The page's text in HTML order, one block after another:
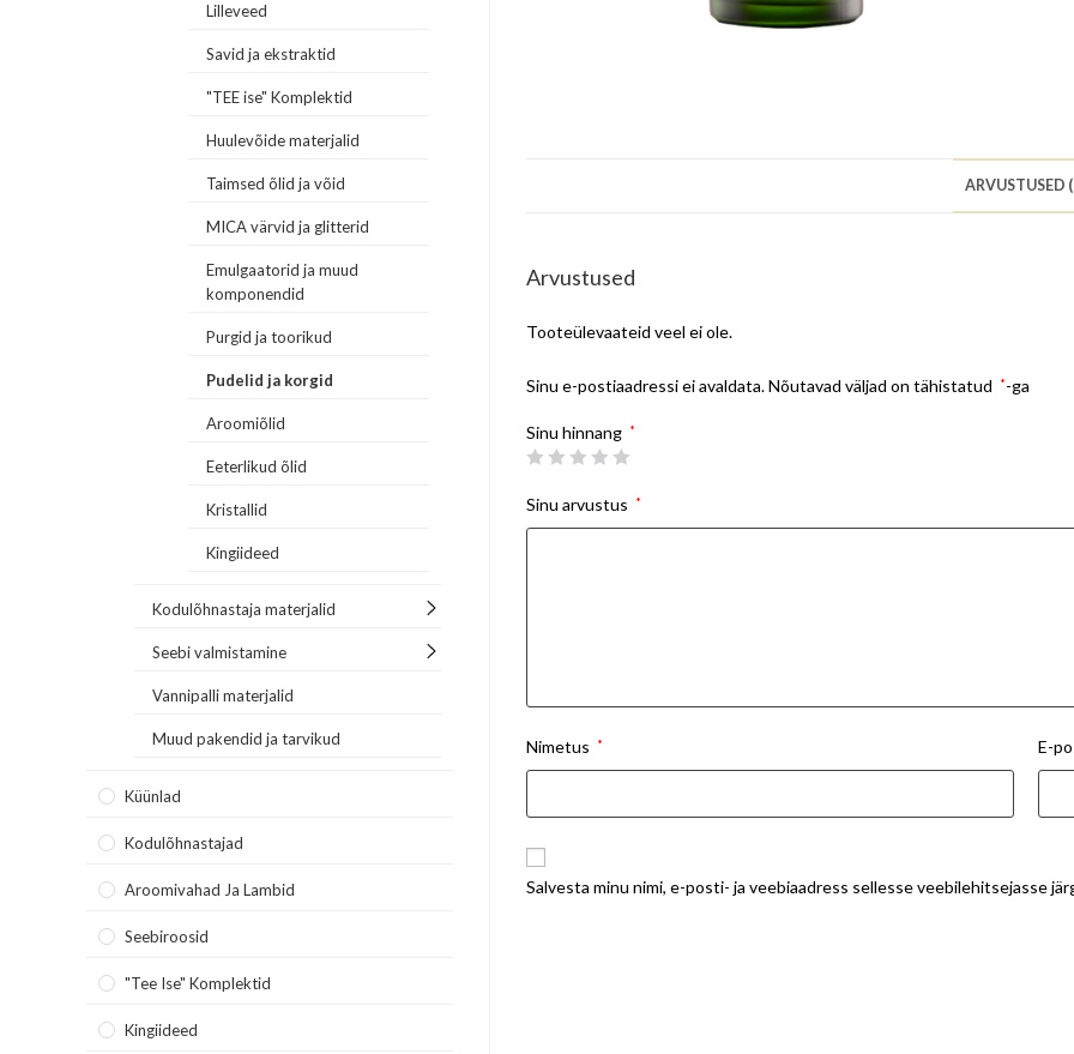
ARVUSTUSED
Arvustused
Tooteülevaateid veel ei ole.
Sinu e-postiaadressi ei avaldata.Nõutavad väljad on tähistatud *-ga
Sinu hinnang *
Sinu arvustus *
Nimetus * E-
Salvesta minu nimi, e-posti- ja veebiaadress sellesse veebilehitsejasse
Lilleveed
Savid ja ekstraktid
"TEE ise" Komplektid
Huulevõide materjalid
Taimsed õlid ja võid
MICA värvid ja glitterid
Emulgaatorid ja muud
komponendid
Purgid ja toorikud
Pudelid ja korgid
Aroomiõlid
Eeterlikud õlid
Kristallid
Kingiideed
Kodulõhnastaja materjalid
Seebi valmistamine
Vannipalli materjalid
Muud pakendid ja tarvikud
Küünlad
Kodulõhnastajad
Aroomivahad Ja Lambid
Seebiroosid
"Tee Ise" Komplektid
Kingiideed